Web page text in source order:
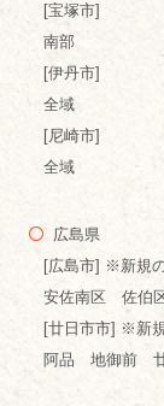
[宝塚市]
南部
[伊丹市]
全域
[尼崎市]
全域
広島県
[広島市] ※新規
安佐南区 佐
[廿日市市] ※新
阿品 地御前